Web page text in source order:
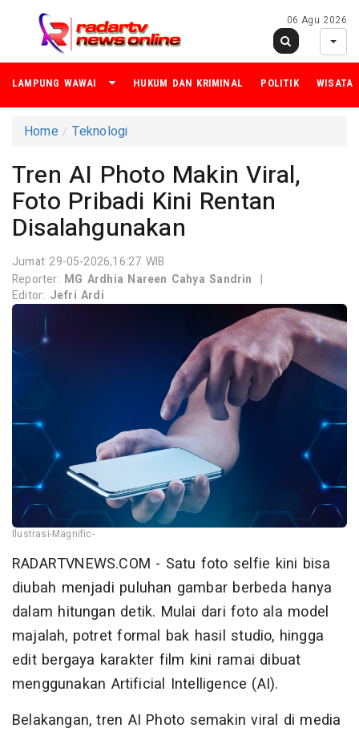
06 Agu 2026
LAMPUNG WAWAI HUKUM DAN KRIMINAL POLITIK WISATA
Home Teknologi
Tren AI Photo Makin Viral,
Foto Pribadi Kini Rentan
Disalahgunakan
Jumat 29-05-2026,16:27 WIB
Reporter: MG Ardhia Nareen Cahya Sandrin |
Editor: Jefri Ardi
Ilustrasi-Magnific-
RADARTVNEWS.COM - Satu foto selfie kini bisa
diubah menjadi puluhan gambar berbeda hanya
dalam hitungan detik. Mulai dari foto ala model
majalah, potret formal bak hasil studio, hingga
edit bergaya karakter film kini ramai dibuat
menggunakan Artificial Intelligence (AI).
Belakangan, tren AI Photo semakin viral di media